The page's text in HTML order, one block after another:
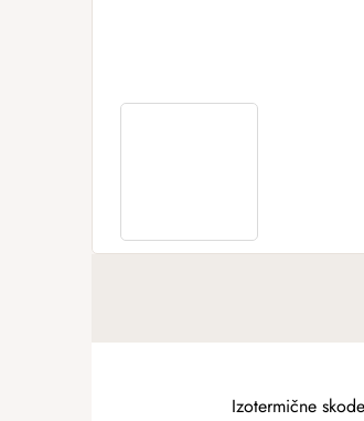
Izotermične